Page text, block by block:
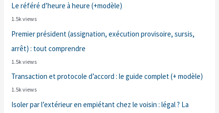
Le référé d’heure à heure (+modèle)
1.5k views
Premier président (assignation, exécution provisoire, sursis,
arrêt) : tout comprendre
1.5k views
Transaction et protocole d’accord : le guide complet (+ modèle)
1.5k views
Isoler par l’extérieur en empiétant chez le voisin : légal ? La